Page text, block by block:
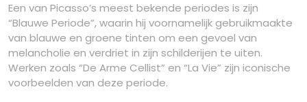
Een van Picasso’s meest bekende periodes is zijn
“Blauwe Periode”, waarin hij voornamelijk gebruikmaakte
van blauwe en groene tinten om een gevoel van
melancholie en verdriet in zijn schilderijen te uiten.
Werken zoals “De Arme Cellist” en “La Vie” zijn iconische
voorbeelden van deze periode.